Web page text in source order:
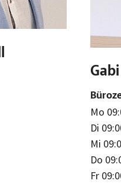
Mo
Di
Mi
Do
Fr